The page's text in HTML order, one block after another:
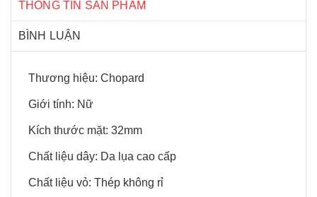
THÔNG TIN SẢN PHẨM
BÌNH LUẬN
Thương hiệu: Chopard
Giới tính: Nữ
Kích thước mặt: 32mm
Chất liệu dây: Da lụa cao cấp
Chất liệu vỏ: Thép không rỉ